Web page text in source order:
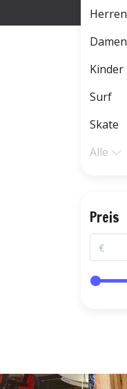
Herren
Damen
Kinder
Surf
Skate
Alle
Preis
€